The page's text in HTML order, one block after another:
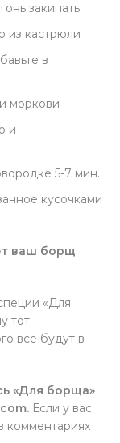
закипать
из кастрюли
в
моркови
и
5-7 мин.
кусочками
ваш борщ
«Для
тот
все будут в
«Для борща»
Если у вас
комментариях